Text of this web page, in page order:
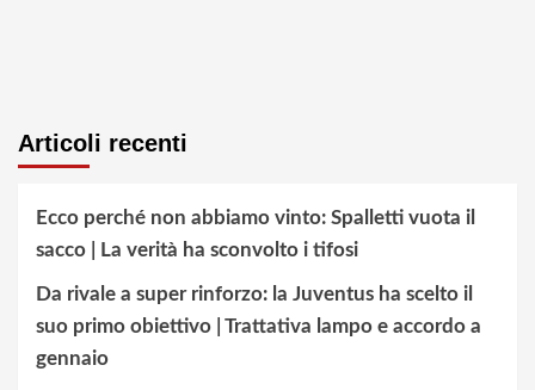
Articoli recenti
Ecco perché non abbiamo vinto: Spalletti vuota il
sacco | La verità ha sconvolto i tifosi
Da rivale a super rinforzo: la Juventus ha scelto il
suo primo obiettivo | Trattativa lampo e accordo a
gennaio